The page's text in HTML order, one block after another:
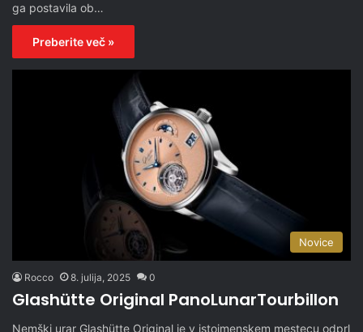
ga postavila ob…
Preberite več »
Novice
Rocco 8. julija, 2025 0
Glashütte Original PanoLunarTourbillon
Nemški urar Glashütte Original je v istoimenskem mestecu odprl